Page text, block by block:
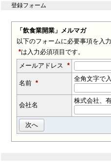
登録フォーム
「飲食業開業」メルマガ
以下のフォームに必要事項を入
*は入力必須項目です。
メールアドレス *
名前 *
全角文字で
会社名
株式会社、